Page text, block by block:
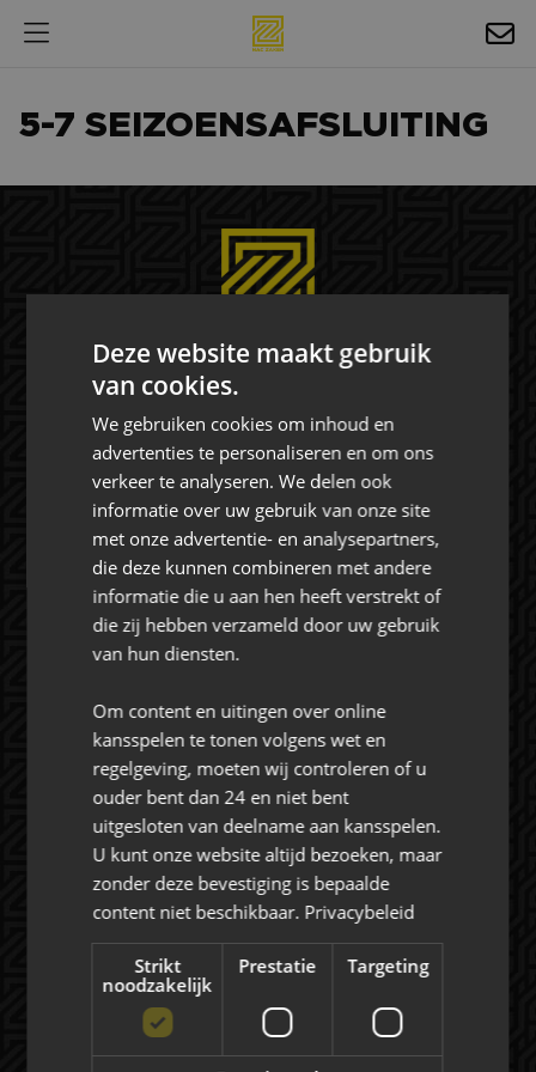
MAGAZINES
FOTO'S & VIDEO'S
5-7 SEIZOENSAFSLUITING
Rat Verlegh Stadion
4815 NC Breda
commercie@nac.nl
+31 (0) 76 521 4500
NAC ZAKELIJK
NIEUWS
Evenementen
Deze website maakt gebruik
van cookies.
We gebruiken cookies om inhoud en
advertenties te personaliseren en om ons
verkeer te analyseren. We delen ook
informatie over uw gebruik van onze site
met onze advertentie- en analysepartners,
die deze kunnen combineren met andere
informatie die u aan hen heeft verstrekt of
die zij hebben verzameld door uw gebruik
van hun diensten.
Om content en uitingen over online
kansspelen te tonen volgens wet en
regelgeving, moeten wij controleren of u
ouder bent dan 24 en niet bent
uitgesloten van deelname aan kansspelen.
U kunt onze website altijd bezoeken, maar
zonder deze bevestiging is bepaalde
content niet beschikbaar. Privacybeleid
Strikt
noodzakelijk
Prestatie Targeting